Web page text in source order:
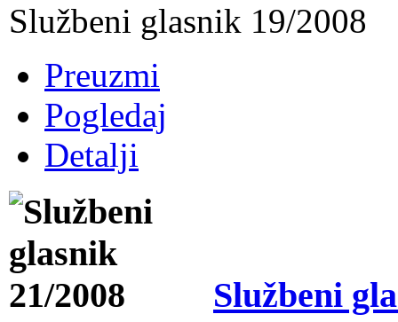
Službeni glasnik 19/2008
Preuzmi
Pogledaj
Detalji
Službeni